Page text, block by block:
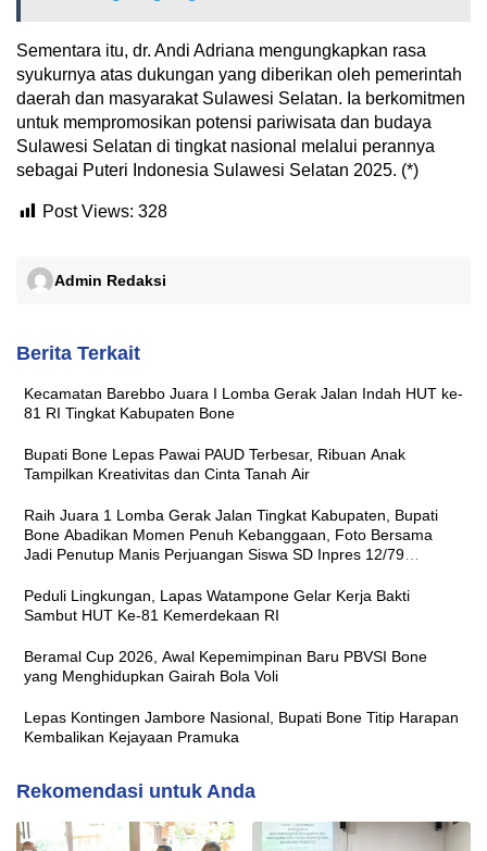
Sementara itu, dr. Andi Adriana mengungkapkan rasa
syukurnya atas dukungan yang diberikan oleh pemerintah
daerah dan masyarakat Sulawesi Selatan. Ia berkomitmen
untuk mempromosikan potensi pariwisata dan budaya
Sulawesi Selatan di tingkat nasional melalui perannya
sebagai Puteri Indonesia Sulawesi Selatan 2025. ​(*)
Post Views: 328
Admin Redaksi
Berita Terkait
Kecamatan Barebbo Juara I Lomba Gerak Jalan Indah HUT ke-
81 RI Tingkat Kabupaten Bone
Bupati Bone Lepas Pawai PAUD Terbesar, Ribuan Anak
Tampilkan Kreativitas dan Cinta Tanah Air
Raih Juara 1 Lomba Gerak Jalan Tingkat Kabupaten, Bupati
Bone Abadikan Momen Penuh Kebanggaan, Foto Bersama
Jadi Penutup Manis Perjuangan Siswa SD Inpres 12/79
Peduli Lingkungan, Lapas Watampone Gelar Kerja Bakti
Sambut HUT Ke-81 Kemerdekaan RI
Beramal Cup 2026, Awal Kepemimpinan Baru PBVSI Bone
yang Menghidupkan Gairah Bola Voli
Lepas Kontingen Jambore Nasional, Bupati Bone Titip Harapan
Kembalikan Kejayaan Pramuka
Rekomendasi untuk Anda